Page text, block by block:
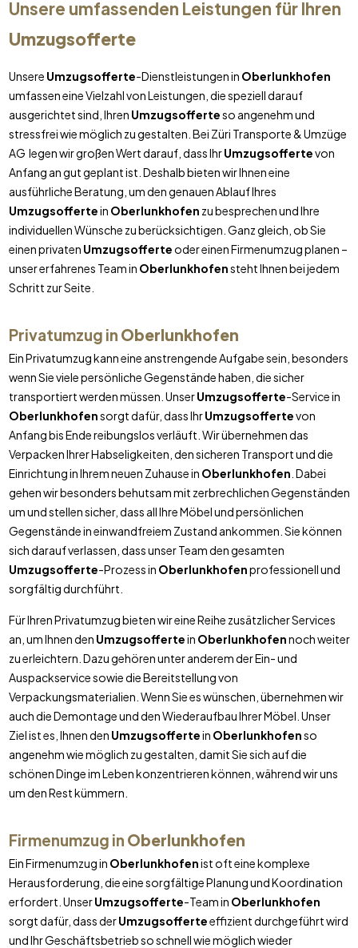
Unsere umfassenden Leistungen für Ihren
Umzugsofferte
Unsere Umzugsofferte-Dienstleistungen in Oberlunkhofen
umfassen eine Vielzahl von Leistungen, die speziell darauf
ausgerichtet sind, Ihren Umzugsofferteso angenehm und
stressfrei wie möglich zu gestalten. Bei Züri Transporte & Umzüge
AG legen wir großen Wert darauf, dass IhrUmzugsoffertevon
Anfang an gut geplant ist. Deshalb bieten wir Ihnen eine
ausführliche Beratung, um den genauen Ablauf Ihres
Umzugsoffertein Oberlunkhofen zu besprechen und Ihre
individuellen Wünsche zu berücksichtigen. Ganz gleich, ob Sie
einen privaten Umzugsofferteoder einen Firmenumzug planen –
unser erfahrenes Team in Oberlunkhofensteht Ihnen bei jedem
Schritt zur Seite.
Privatumzug in Oberlunkhofen
Ein Privatumzug kann eine anstrengende Aufgabe sein, besonders
wenn Sie viele persönliche Gegenstände haben, die sicher
transportiert werden müssen. UnserUmzugsofferte-Service in
Oberlunkhofensorgt dafür, dass IhrUmzugsoffertevon
Anfang bis Ende reibungslos verläuft. Wir übernehmen das
Verpacken Ihrer Habseligkeiten, den sicheren Transport und die
Einrichtung in Ihrem neuen Zuhause in Oberlunkhofen . Dabei
gehen wir besonders behutsam mit zerbrechlichen Gegenständen
um und stellen sicher, dass all Ihre Möbel und persönlichen
Gegenstände in einwandfreiem Zustand ankommen. Sie können
sich darauf verlassen, dass unser Team den gesamten
Umzugsofferte-Prozess in Oberlunkhofenprofessionell und
sorgfältig durchführt.
Für Ihren Privatumzug bieten wir eine Reihe zusätzlicher Services
an, um Ihnen den Umzugsoffertein Oberlunkhofennoch weiter
zu erleichtern. Dazu gehören unter anderem der Ein- und
Auspackservice sowie die Bereitstellung von
Verpackungsmaterialien. Wenn Sie es wünschen, übernehmen wir
auch die Demontage und den Wiederaufbau Ihrer Möbel. Unser
Ziel ist es, Ihnen den Umzugsoffertein Oberlunkhofenso
angenehm wie möglich zu gestalten, damit Sie sich auf die
schönen Dinge im Leben konzentrieren können, während wir uns
um den Rest kümmern.
Firmenumzug in Oberlunkhofen
Ein Firmenumzug in Oberlunkhofenist oft eine komplexe
Herausforderung, die eine sorgfältige Planung und Koordination
erfordert. UnserUmzugsofferte-Team in Oberlunkhofen
sorgt dafür, dass derUmzugsofferteeffizient durchgeführt wird
und Ihr Geschäftsbetrieb so schnell wie möglich wieder